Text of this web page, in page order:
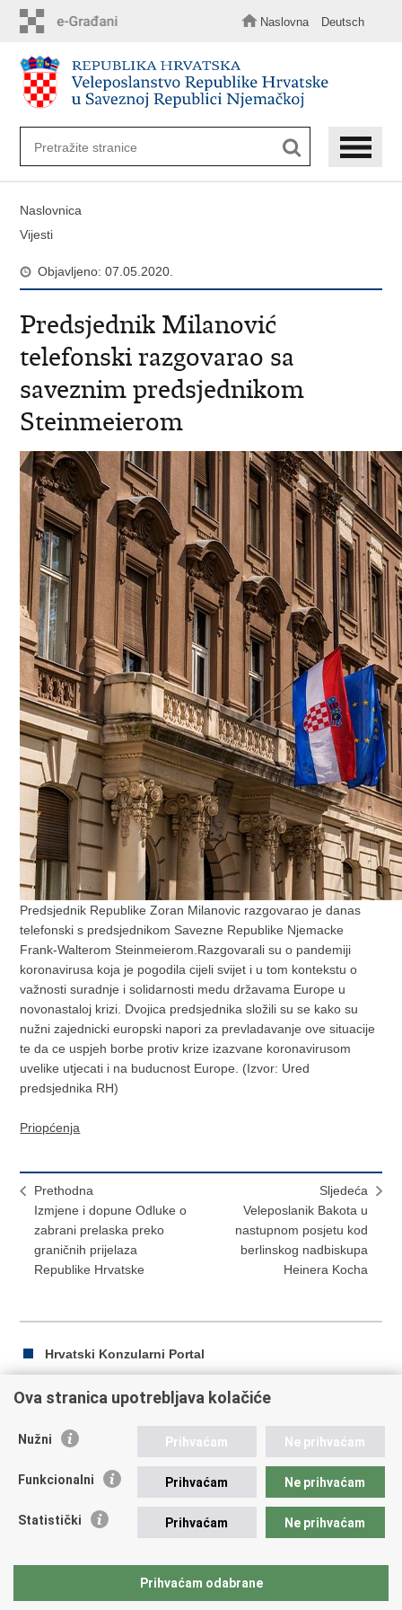
sadržaj
Naslovna Deutsch
Naslovnica
Vijesti
Objavljeno: 07.05.2020.
Predsjednik Milanović
telefonski razgovarao sa
saveznim predsjednikom
Steinmeierom
Predsjednik Republike Zoran Milanovic razgovarao je danas
telefonski s predsjednikom Savezne Republike Njemacke
Frank-Walterom Steinmeierom.Razgovarali su o pandemiji
koronavirusa koja je pogodila cijeli svijet i u tom kontekstu o
važnosti suradnje i solidarnosti medu državama Europe u
novonastaloj krizi. Dvojica predsjednika složili su se kako su
nužni zajednicki europski napori za prevladavanje ove situacije
te da ce uspjeh borbe protiv krize izazvane koronavirusom
uvelike utjecati i na buducnost Europe. (Izvor: Ured
predsjednika RH)
Priopćenja
Prethodna
Izmjene i dopune Odluke o
zabrani prelaska preko
graničnih prijelaza
Republike Hrvatske
Sljedeća
Veleposlanik Bakota u
nastupnom posjetu kod
berlinskog nadbiskupa
Heinera Kocha
Hrvatski Konzularni Portal
Ispiši
Podijeli
Facebooku
Twitteru
Republika Hrvatska
Trg N.Š. Zrinskog 7-8, 10000 Zagreb
fax: +385 (0)1 4551 795, +385 (0)1 4920 149
ministarstvo@mvep.hr
Ova stranica upotrebljava kolačiće
Nužni Prihvaćam Ne prihvaćam
Funkcionalni Prihvaćam Ne prihvaćam
Statistički Prihvaćam Ne prihvaćam
Prihvaćam odabrane